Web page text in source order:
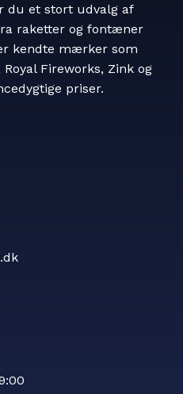
du et stort udvalg af
raketter og fontæner
kendte mærker som
Royal Fireworks, Zink og
priser.